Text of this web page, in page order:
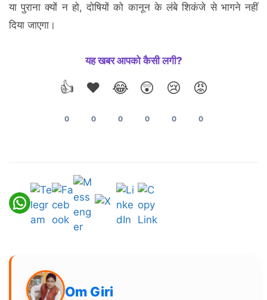
या पुराना क्यों न हो, दोषियों को कानून के लंबे शिकंजे से भागने नहीं
दिया जाएगा।
यह खबर आपको कैसी लगी?
👍
0
❤️
0
😂
0
😲
0
😢
0
😡
0
Om Giri